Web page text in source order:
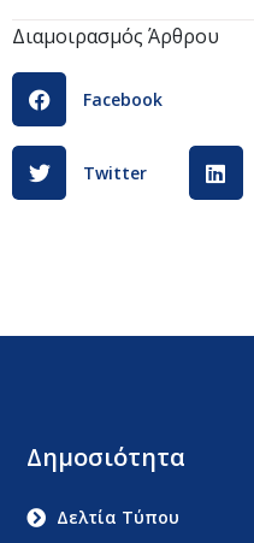
Διαμοιρασμός Άρθρου
Facebook
Twitter
Δημοσιότητα
Δελτία Τύπου